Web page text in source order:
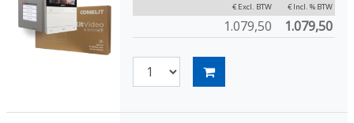
€ Excl. BTW € Incl. % BTW
1.079,50 1.079,50